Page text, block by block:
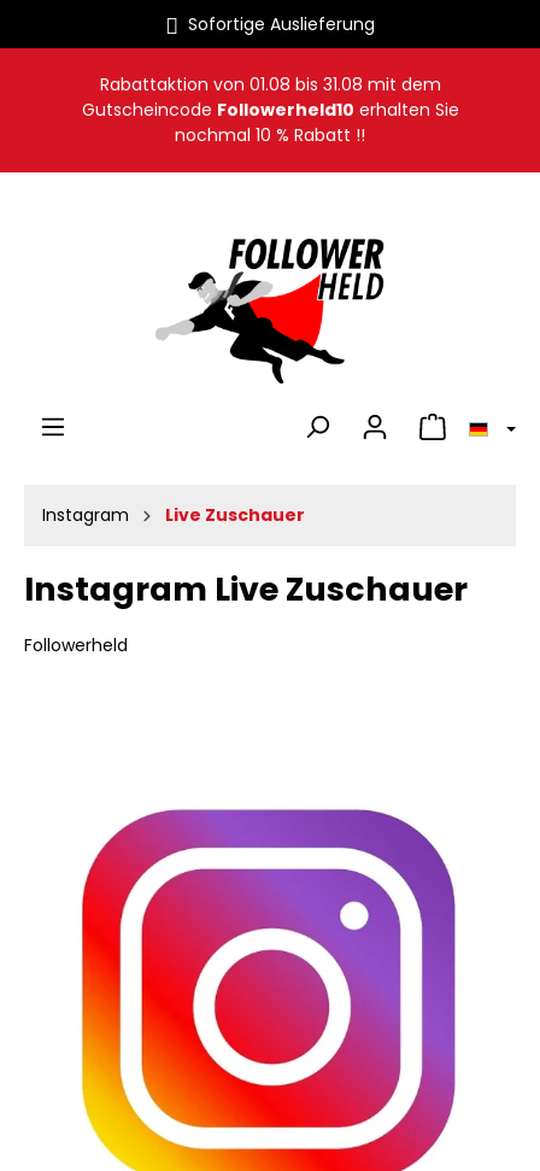
Sofortige Auslieferung
Rabattaktion von 01.08 bis 31.08 mit dem
Gutscheincode Followerheld10 erhalten Sie
nochmal 10 % Rabatt !!
Warenkorb
Instagram Live Zuschauer
Instagram Live Zuschauer
Followerheld